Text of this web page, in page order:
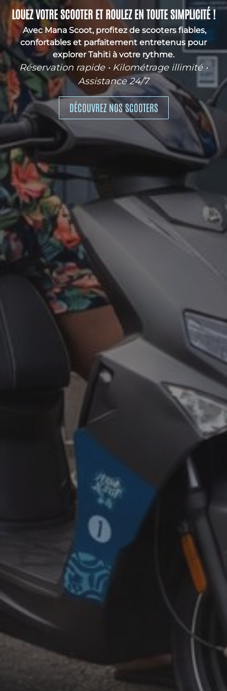
LOUEZ VOTRE SCOOTER ET ROULEZ EN TOUTE SIMPLICITÉ !
Avec Mana Scoot, profitez de scooters fiables,
confortables et parfaitement entretenus pour
explorer Tahiti à votre rythme.
Réservation rapide • Kilométrage illimité •
Assistance 24/7
DÉCOUVREZ NOS SCOOTERS